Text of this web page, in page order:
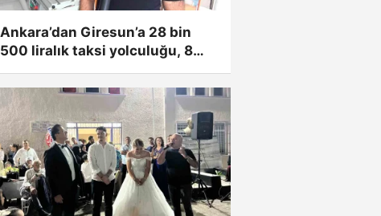
Ankara’dan Giresun’a 28 bin
500 liralık taksi yolculuğu, 8